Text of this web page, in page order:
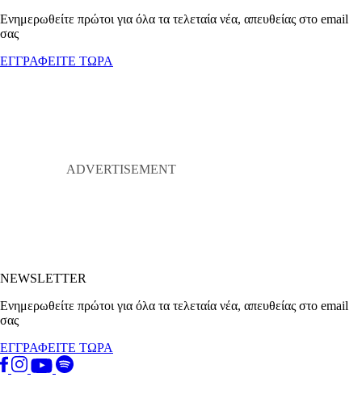
Ενημερωθείτε πρώτοι για όλα τα τελεταία νέα, απευθείας στο email
σας
ΕΓΓΡΑΦΕΙΤΕ ΤΩΡΑ
NEWSLETTER
Ενημερωθείτε πρώτοι για όλα τα τελεταία νέα, απευθείας στο email
σας
ΕΓΓΡΑΦΕΙΤΕ ΤΩΡΑ